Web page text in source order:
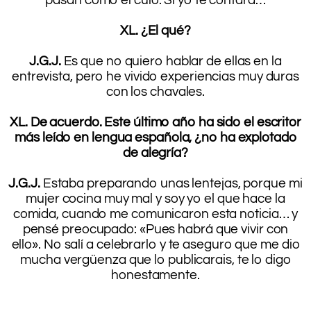
XL. ¿El qué?
J.G.J.Es que no quiero hablar de ellas en la
entrevista, pero he vivido experiencias muy duras
con los chavales.
XL. De acuerdo. Este último año ha sido el escritor
más leído en lengua española, ¿no ha explotado
de alegría?
J.G.J.Estaba preparando unas lentejas, porque mi
mujer cocina muy mal y soy yo el que hace la
comida, cuando me comunicaron esta noticia… y
pensé preocupado: «Pues habrá que vivir con
ello». No salí a celebrarlo y te aseguro que me dio
mucha vergüenza que lo publicarais, te lo digo
honestamente.